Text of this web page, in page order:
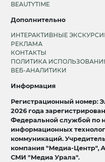
BEAUTYTIME
Дополнительно
ИНТЕРАКТИВНЫЕ
РЕКЛАМА
КОНТАКТЫ
ПОЛИТИКА
ВЕБ-АНАЛИТИКИ
Информация
Регистрационный номер:
2026 года
Федеральной службой по
информационных
коммуникаций.
компания "Медиа-Центр",
СМИ "Медиа Урала".